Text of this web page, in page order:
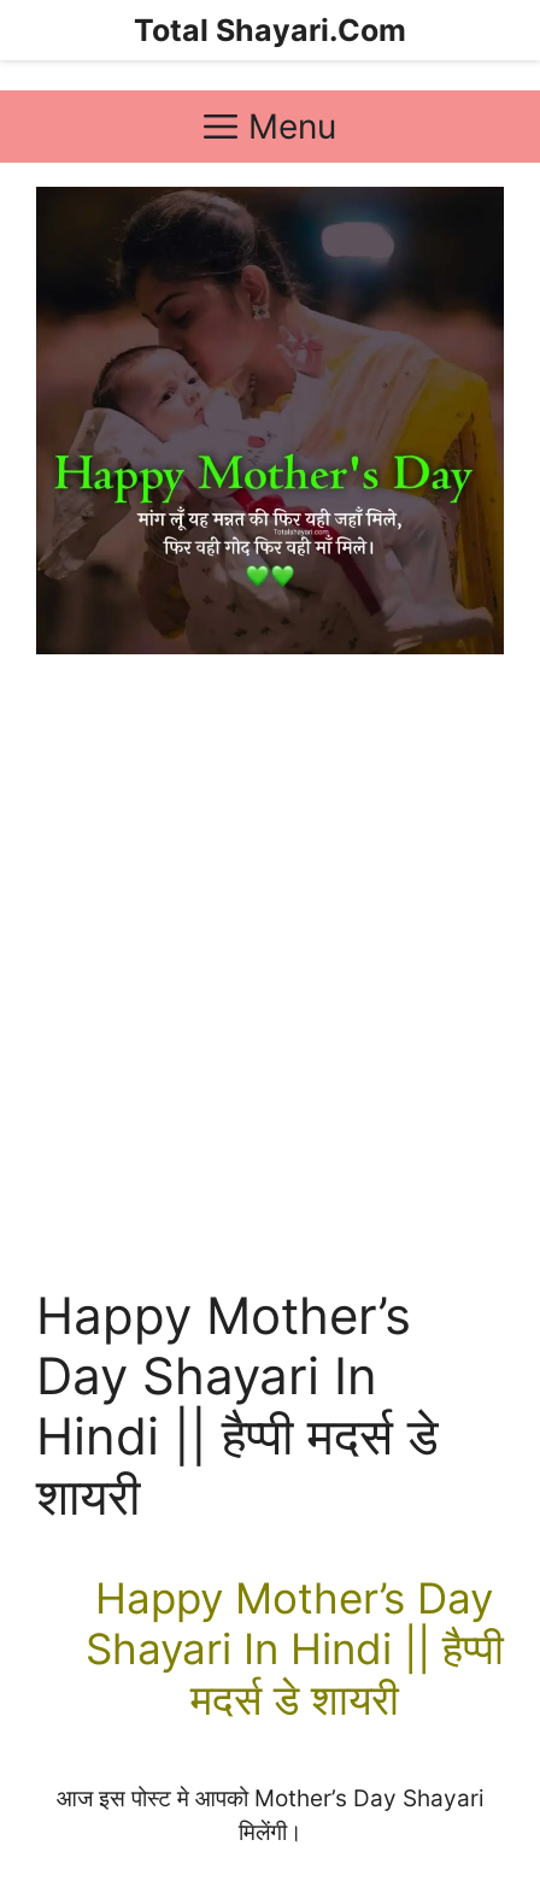
Total Shayari.Com
Menu
Happy Mother’s
Day Shayari In
Hindi || हैप्पी मदर्स डे
शायरी
Happy Mother’s Day
Shayari In Hindi || हैप्पी
मदर्स डे शायरी
आज इस पोस्ट मे आपको Mother’s Day Shayari
मिलेंगी।